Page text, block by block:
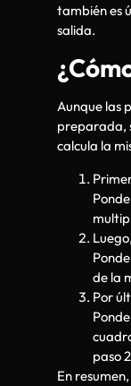
también es
salida.
Aunque las
preparada,
calcula la
de la
Por
paso 2
En